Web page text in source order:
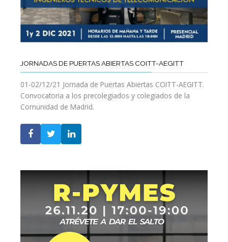
JORNADAS DE PUERTAS ABIERTAS COITT-AEGITT
01-02/12/21 Jornada de Puertas Abiertas COITT-AEGITT.
Convocatoria a los precolegiados y colegiados de la
Comunidad de Madrid.